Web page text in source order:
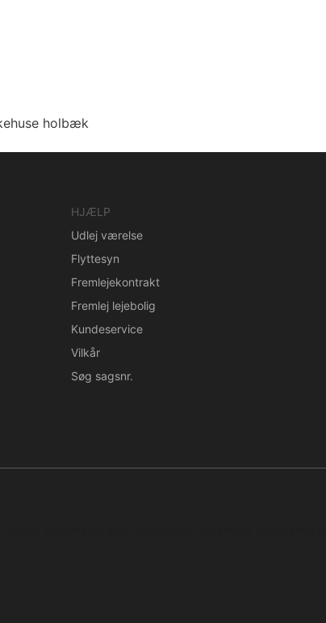
holbæk
HJÆLP
Udlej værelse
Flyttesyn
Fremlejekontrakt
Fremlej lejebolig
Kundeservice
Vilkår
Søg sagsnr.